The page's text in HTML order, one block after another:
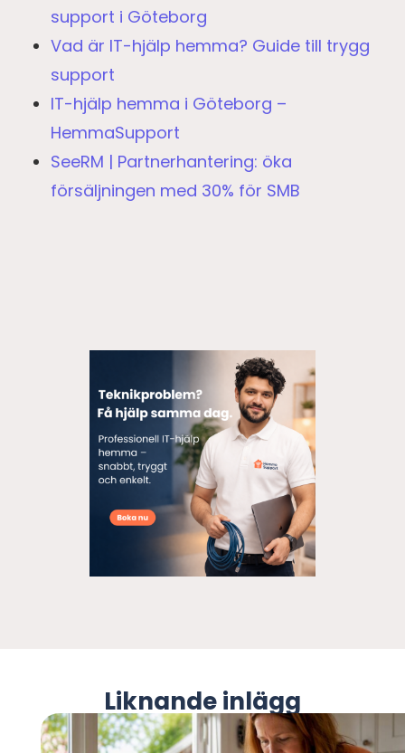
support i Göteborg
Vad är IT-hjälp hemma? Guide till trygg
support
IT-hjälp hemma i Göteborg –
HemmaSupport
SeeRM | Partnerhantering: öka
försäljningen med 30% för SMB
Liknande inlägg